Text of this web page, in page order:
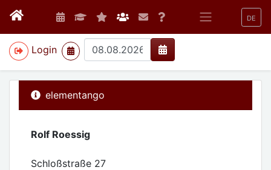
DE
Login
>
elementango
Rolf Roessig
Schloßstraße 27